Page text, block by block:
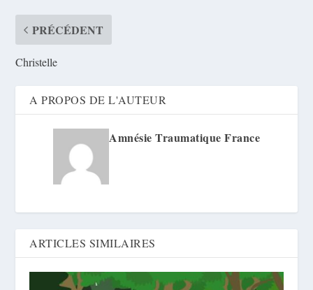
PRÉCÉDENT
Christelle
A PROPOS DE L'AUTEUR
Amnésie Traumatique France
ARTICLES SIMILAIRES